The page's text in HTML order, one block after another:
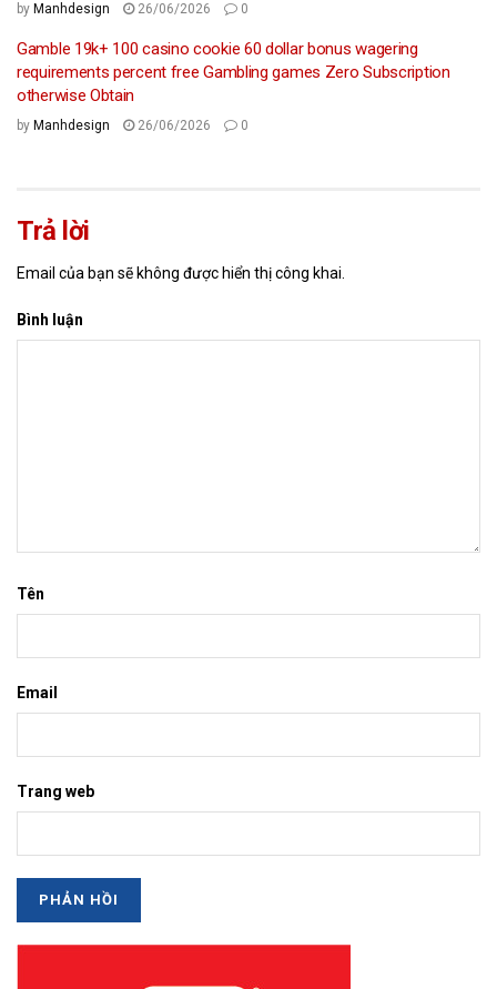
by Manhdesign 26/06/2026 0
Gamble 19k+ 100 casino cookie 60 dollar bonus wagering
requirements percent free Gambling games Zero Subscription
otherwise Obtain
by Manhdesign 26/06/2026 0
Trả lời
Email của bạn sẽ không được hiển thị công khai.
Bình luận
Tên
Email
Trang web